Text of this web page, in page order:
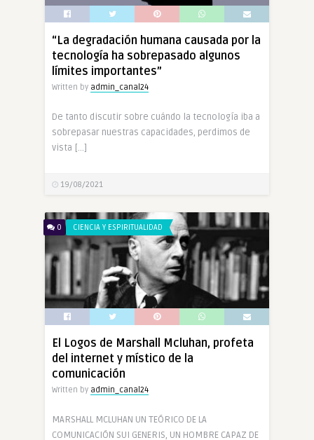
“La degradación humana causada por la
tecnología ha sobrepasado algunos
límites importantes”
Written by admin_canal24
De tanto discutir sobre cuándo la tecnología iba a
sobrepasar nuestras capacidades, perdimos de
vista […]
19/08/2021
0 CIENCIA Y ESPIRITUALIDAD
El Logos de Marshall Mcluhan, profeta
del internet y místico de la
comunicación
Written by admin_canal24
MARSHALL MCLUHAN UN TEÓRICO DE LA
COMUNICACIÓN SUI GENERIS, UN HOMBRE CAPAZ DE